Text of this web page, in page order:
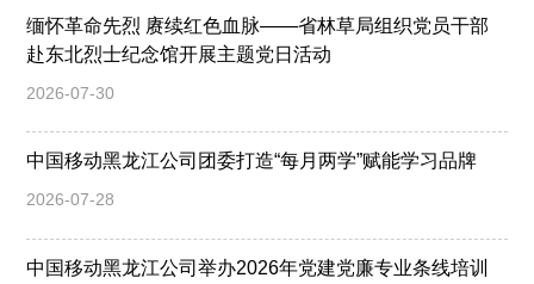
缅怀革命先烈 赓续红色血脉——省林草局组织党员干部
赴东北烈士纪念馆开展主题党日活动
2026-07-30
中国移动黑龙江公司团委打造“每月两学”赋能学习品牌
2026-07-28
中国移动黑龙江公司举办2026年党建党廉专业条线培训